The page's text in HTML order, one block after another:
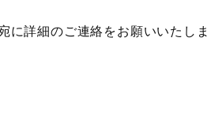
に詳細のご連絡をお願いいたしま